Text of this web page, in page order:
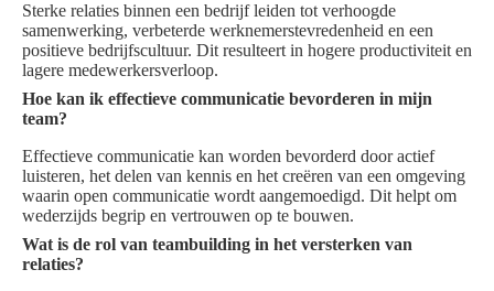
Sterke relaties binnen een bedrijf leiden tot verhoogde
samenwerking, verbeterde werknemerstevredenheid en een
positieve bedrijfscultuur. Dit resulteert in hogere productiviteit en
lagere medewerkersverloop.
Hoe kan ik effectieve communicatie bevorderen in mijn
team?
Effectieve communicatie kan worden bevorderd door actief
luisteren, het delen van kennis en het creëren van een omgeving
waarin open communicatie wordt aangemoedigd. Dit helpt om
wederzijds begrip en vertrouwen op te bouwen.
Wat is de rol van teambuilding in het versterken van
relaties?